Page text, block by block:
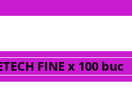
FINE x 100 buc